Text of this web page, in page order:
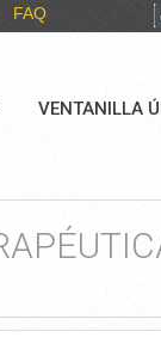
FAQ
VENTANILLA